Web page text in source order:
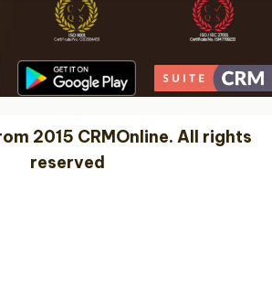
2015 CRMOnline. All rights
reserved